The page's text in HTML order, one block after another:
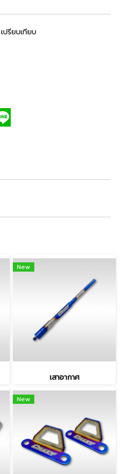
เปรียบเทียบ
New
เสาอากาศ
New